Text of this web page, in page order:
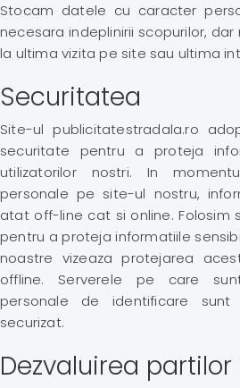
Stocam datele cu caracter
necesara indeplinirii scopurilor,
la ultima vizita pe site sau ultima
Securitatea
Site-ul publicitatestradala.ro
securitate pentru a proteja
utilizatorilor nostri. In
personale pe site-ul nostru,
atat off-line cat si online. Folosim
pentru a proteja informatiile
noastre vizeaza protejarea
offline. Serverele pe care
personale de identificare
securizat.
Dezvaluirea